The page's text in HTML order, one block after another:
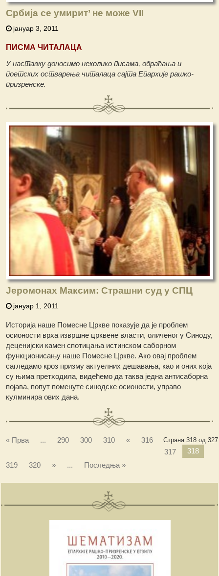
Србија се умирит’ не може VII
јануар 3, 2011
ПИСМА ЧИТАЛАЦА
У наставку доносимо неколико писама, обраћања и
поетских остварења читалаца сајта Епархије рашко-
призренске.
Јеромонах Максим: Страшни суд у СПЦ
јануар 1, 2011
Истoрија наше Помесне Цркве показује да је проблем
осионости врха извршне црквене власти, оличеног у Синоду,
деценијски камен спотицања истинском саборном
функционисању наше Помесне Цркве. Ако овај проблем
сагледамо кроз призму актуелних дешавања, као и оних која
су њима претходила, видећемо да таква једна антисаборна
појава, попут поменуте синодске осионости, управо
кулминира ових дана.
Страна 318 од 327
« Прва ... 290 300 310 «
316
317
318
319
320 » ... Последња »